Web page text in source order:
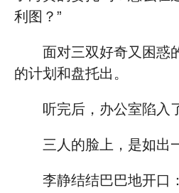
利图？”
面对三双好奇又困惑
的计划和盘托出。
听完后，办公室陷入
三人的脸上，是如出
李静结结巴巴地开